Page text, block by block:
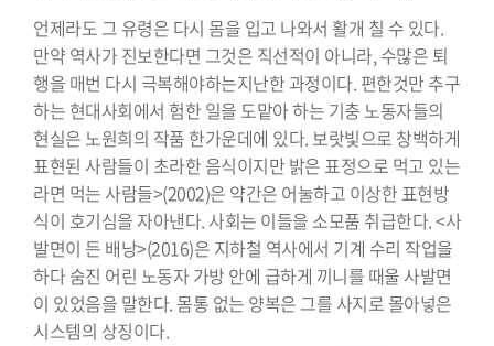
언제라도 그 유령은 다시 몸을 입고 나와서 활개 칠 수 있다.
만약 역사가 진보한다면 그것은 직선적이 아니라, 수많은 퇴
행을 매번 다시 극복해야하는지난한 과정이다. 편한것만 추구
하는 현대사회에서 험한 일을 도맡아 하는 기충 노동자들의
현실은 노원희의 작품 한가운데에 있다. 보랏빛으로 창백하게
표현된 사람들이 초라한 음식이지만 밝은 표정으로 먹고 있는
라면 먹는 사람들>(2002)은 약간은 어눌하고 이상한 표현방
식이 호기심을 자아낸다. 사회는 이들을 소모품 취급한다. <사
발면이 든 배낭>(2016)은 지하철 역사에서 기계 수리 작업을
하다 숨진 어린 노동자 가방 안에 급하게 끼니를 때울 사발면
이 있었음을 말한다. 몸통 없는 양복은 그를 사지로 몰아넣은
시스템의 상징이다.